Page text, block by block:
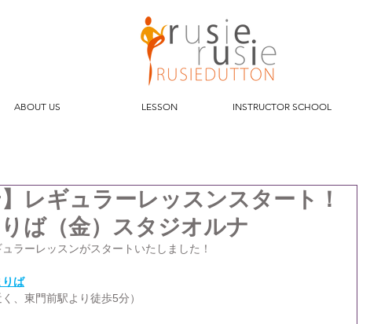
ABOUT US LESSON INSTRUCTOR SCHOOL
】レギュラーレッスンスタート！
りば（金）スタジオルナ
ラーレッスンがスタートいたしました！
りば
、東門前駅より徒歩5分）